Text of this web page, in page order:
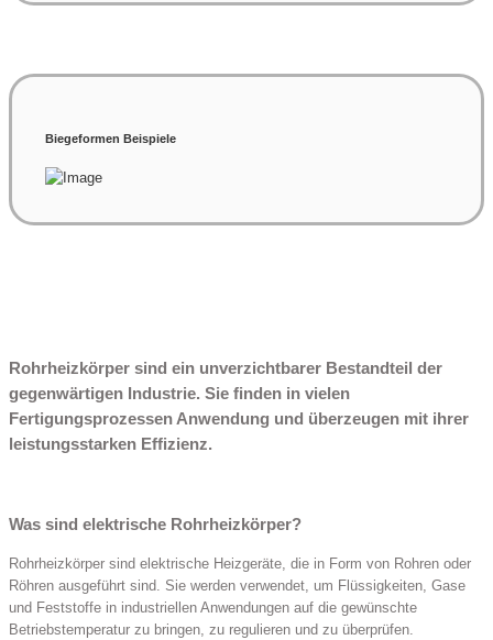
Biegeformen Beispiele
Rohrheizkörper sind ein unverzichtbarer Bestandteil der
gegenwärtigen Industrie. Sie finden in vielen
Fertigungsprozessen Anwendung und überzeugen mit ihrer
leistungsstarken Effizienz.
Was sind elektrische Rohrheizkörper?
Rohrheizkörper sind elektrische Heizgeräte, die in Form von Rohren oder
Röhren ausgeführt sind. Sie werden verwendet, um Flüssigkeiten, Gase
und Feststoffe in industriellen Anwendungen auf die gewünschte
Betriebstemperatur zu bringen, zu regulieren und zu überprüfen.